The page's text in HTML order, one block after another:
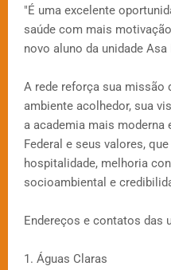
"É uma excelente
saúde com mais
novo aluno da unidade Asa
A rede reforça sua missão
ambiente acolhedor, sua
a academia mais moderna
Federal e seus valores,
hospitalidade, melhoria
socioambiental e
Endereços e contatos das
1. Águas Claras